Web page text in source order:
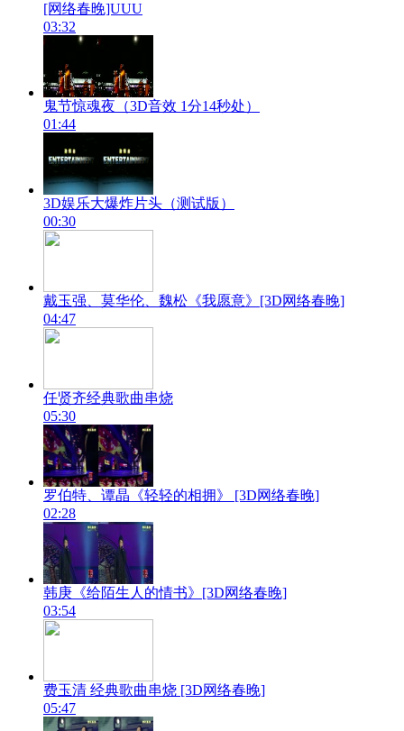
[网络春晚]UUU
03:32
鬼节惊魂夜（3D音效 1分14秒处）
01:44
3D娱乐大爆炸片头（测试版）
00:30
戴玉强、莫华伦、魏松《我愿意》[3D网络春晚]
04:47
任贤齐经典歌曲串烧
05:30
罗伯特、谭晶《轻轻的相拥》 [3D网络春晚]
02:28
韩庚《给陌生人的情书》[3D网络春晚]
03:54
费玉清 经典歌曲串烧 [3D网络春晚]
05:47